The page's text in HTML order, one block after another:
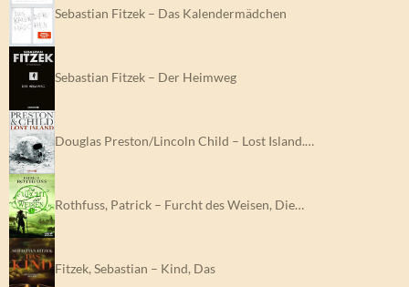
Sebastian Fitzek – Das Kalendermädchen
Sebastian Fitzek – Der Heimweg
Douglas Preston/Lincoln Child – Lost Island.…
Rothfuss, Patrick – Furcht des Weisen, Die…
Fitzek, Sebastian – Kind, Das